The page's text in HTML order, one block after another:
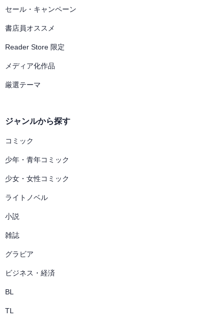
セール・キャンペーン
書店員オススメ
Reader Store 限定
メディア化作品
厳選テーマ
ジャンルから探す
コミック
少年・青年コミック
少女・女性コミック
ライトノベル
小説
雑誌
グラビア
ビジネス・経済
BL
TL